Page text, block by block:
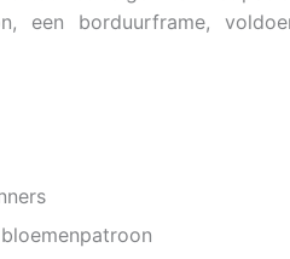
een borduurframe,